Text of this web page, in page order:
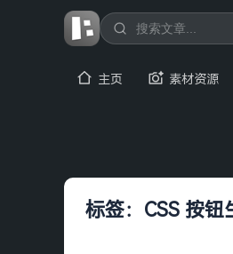
主页 素材资源
标签：CSS 按钮